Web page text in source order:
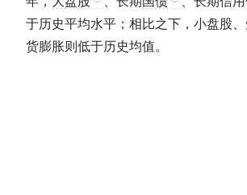
于历史平均水平；相比之下，小盘股、
货膨胀则低于历史均值。